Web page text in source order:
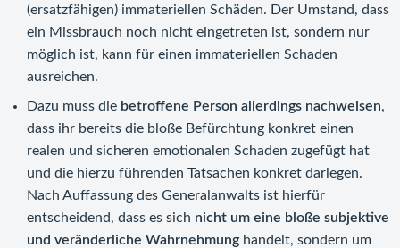
(ersatzfähigen) immateriellen Schäden. Der Umstand, dass
ein Missbrauch noch nicht eingetreten ist, sondern nur
möglich ist, kann für einen immateriellen Schaden
ausreichen.
Dazu muss die betroffene Person allerdings nachweisen,
dass ihr bereits die bloße Befürchtung konkret einen
realen und sicheren emotionalen Schaden zugefügt hat
und die hierzu führenden Tatsachen konkret darlegen.
Nach Auffassung des Generalanwalts ist hierfür
entscheidend, dass es sich nicht um eine bloße subjektive
und veränderliche Wahrnehmung handelt, sondern um